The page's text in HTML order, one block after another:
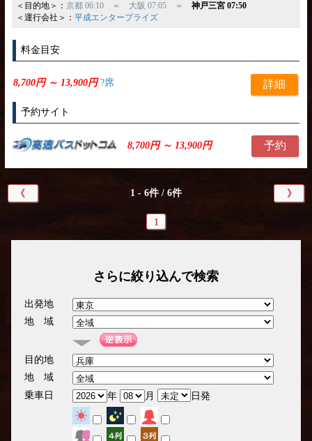
＜目的地＞： 京都 06:10 ＝ 大阪 07:05 ＝ 神戸三宮 07:50
＜運行会社＞： 平成エンタープライズ
料金目安
8,700円 ～ 13,900円?席 詳細
予約サイト
8,700円 ～ 13,900円 予約
《 1 - 6件 / 6件 》
1
さらに絞り込んで検索
出発地
地 域
目的地
地 域
乗車日
年 月 日発